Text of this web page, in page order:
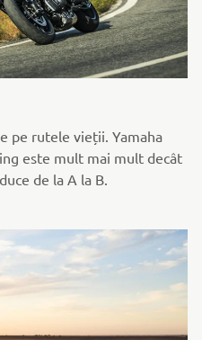
pe rutele vieții. Yamaha
este mult mai mult decât
de la A la B.